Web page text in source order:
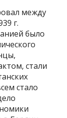
между
г.
было
стали
стало